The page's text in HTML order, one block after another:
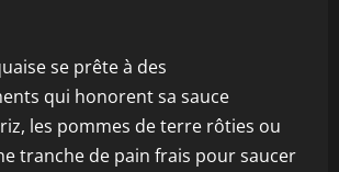
se prête à des
qui honorent sa sauce
les pommes de terre rôties ou
tranche de pain frais pour saucer